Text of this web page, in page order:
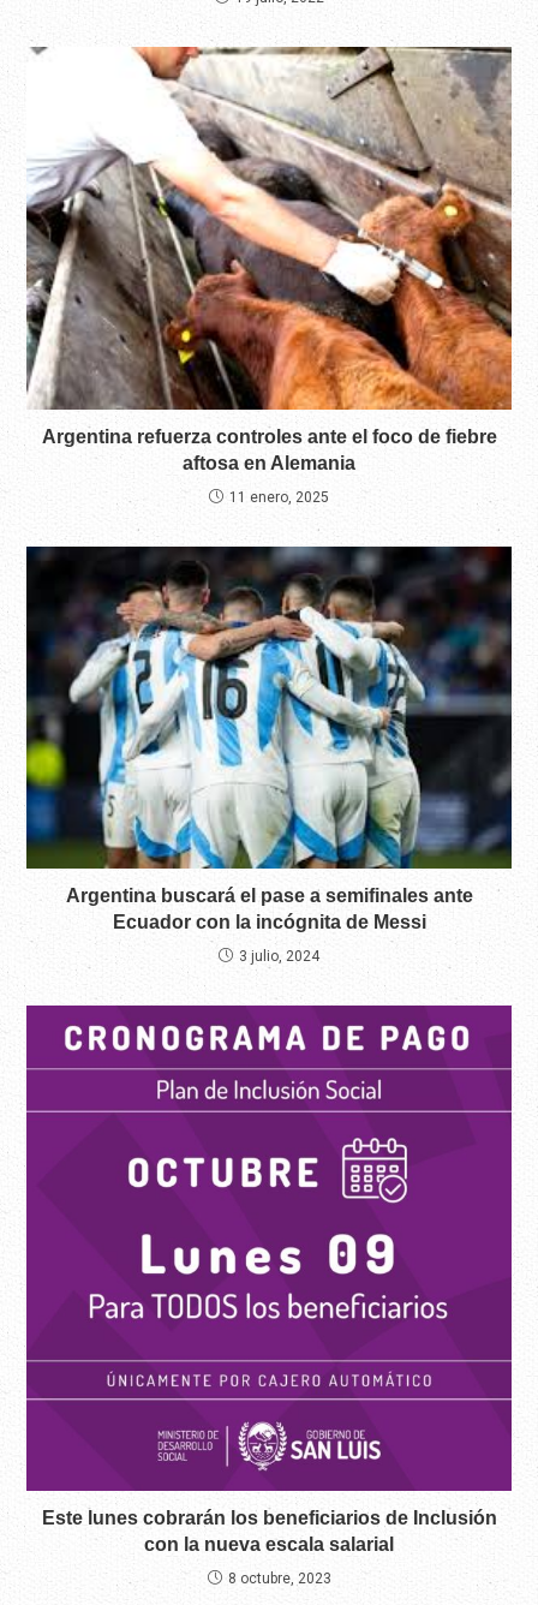
Argentina refuerza controles ante el foco de fiebre
aftosa en Alemania
11 enero, 2025
Argentina buscará el pase a semifinales ante
Ecuador con la incógnita de Messi
3 julio, 2024
Este lunes cobrarán los beneficiarios de Inclusión
con la nueva escala salarial
8 octubre, 2023